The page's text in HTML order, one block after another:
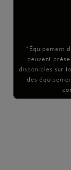
*Équipement
peuvent
disponibles sur
des